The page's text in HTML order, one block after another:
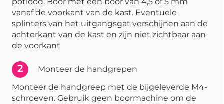
potlood. Boor met een boor van 4,5 of 5 mm
vanaf de voorkant van de kast. Eventuele
splinters van het uitgangsgat verschijnen aan de
achterkant van de kast en zijn niet zichtbaar aan
de voorkant
2
Monteer de handgrepen
Monteer de handgreep met de bijgeleverde M4-
schroeven. Gebruik geen boormachine om de